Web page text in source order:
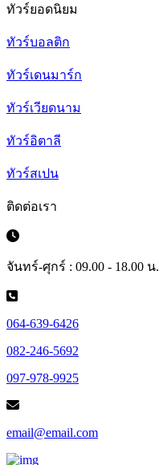
ทัวร์ยอดนิยม
ทัวร์บอลติก
ทัวร์เดนมาร์ก
ทัวร์เวียดนาม
ทัวร์อิตาลี
ทัวร์สเปน
ติดต่อเรา
จันทร์-ศุกร์ : 09.00 - 18.00 น.
064-639-6426
082-246-5692
097-978-9925
email@email.com